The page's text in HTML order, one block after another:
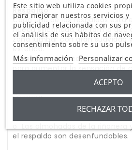
Respaldo
Cada uno de los respaldos está
hueca siliconada, de forma que
zona lumbar con gran suavidad
estética.
o La riñonera recoge la espalda
para aumentar la sensación de
o Los cojines del respaldo tienen
cm en la zona del cabezal y 20
riñonera
o La altura desde el asiento
o Las almohadas de la riñonera
el respaldo son desenfundables.
Este sitio web utiliza cookies
para mejorar nuestros servicios
publicidad relacionada con sus
el análisis de sus hábitos de
consentimiento sobre su uso
Más información Personalizar
RECHAZAR
ACEPTO